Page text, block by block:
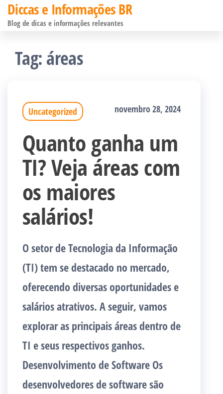
Pular
para
conteúdo
Diccas e Informações BR
Blog de dicas e informações relevantes
Tag: áreas
Uncategorized novembro 28, 2024
Quanto ganha um
TI? Veja áreas com
os maiores
salários!
O setor de Tecnologia da Informação
(TI) tem se destacado no mercado,
oferecendo diversas oportunidades e
salários atrativos. A seguir, vamos
explorar as principais áreas dentro de
TI e seus respectivos ganhos.
Desenvolvimento de Software Os
desenvolvedores de software são